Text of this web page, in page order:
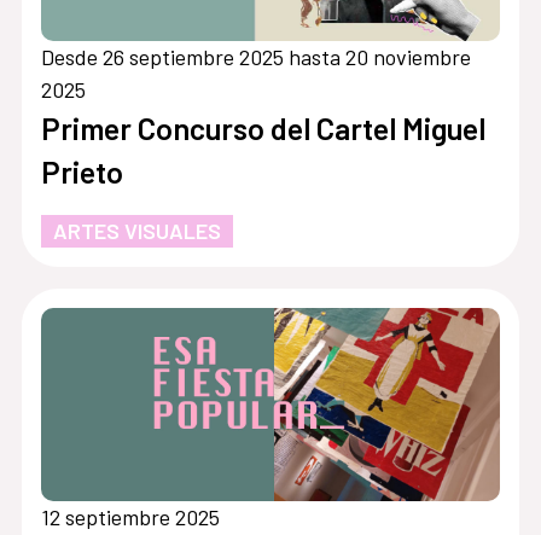
Desde 26 septiembre 2025 hasta 20 noviembre
2025
Primer Concurso del Cartel Miguel
Prieto
ARTES VISUALES
12 septiembre 2025